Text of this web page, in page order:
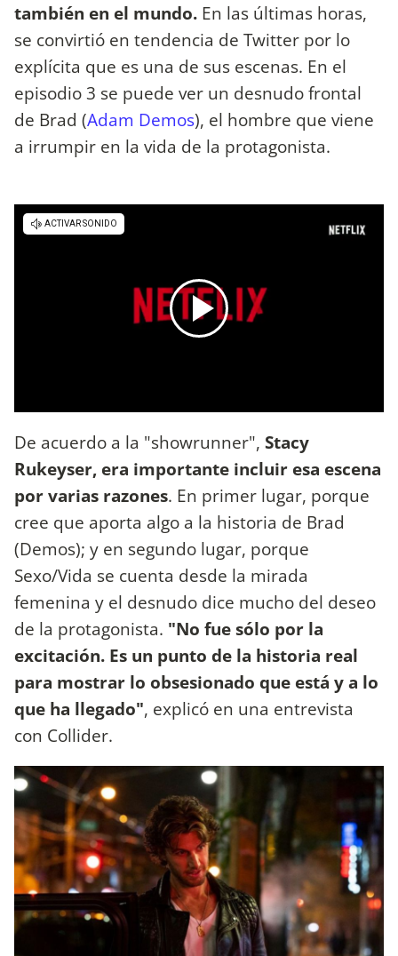
también en el mundo. En las últimas horas,
se convirtió en tendencia de Twitter por lo
explícita que es una de sus escenas. En el
episodio 3 se puede ver un desnudo frontal
de Brad (Adam Demos), el hombre que viene
a irrumpir en la vida de la protagonista.
De acuerdo a la "showrunner", Stacy
Rukeyser, era importante incluir esa escena
por varias razones. En primer lugar, porque
cree que aporta algo a la historia de Brad
(Demos); y en segundo lugar, porque
Sexo/Vida se cuenta desde la mirada
femenina y el desnudo dice mucho del deseo
de la protagonista. "No fue sólo por la
excitación. Es un punto de la historia real
para mostrar lo obsesionado que está y a lo
que ha llegado", explicó en una entrevista
con Collider.